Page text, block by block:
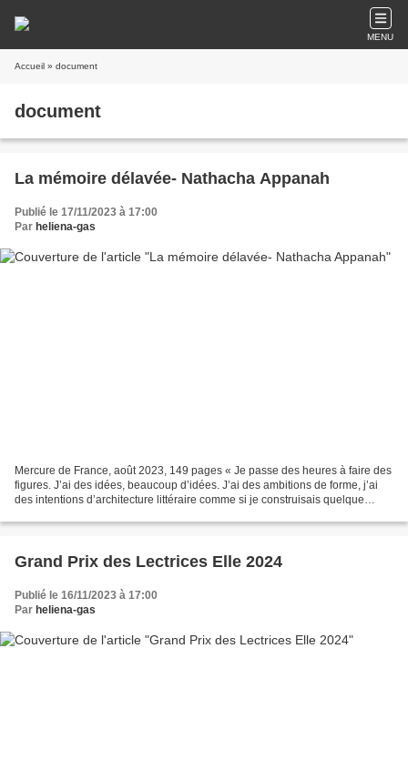
MENU
Accueil » document
document
La mémoire délavée- Nathacha Appanah
Publié le 17/11/2023 à 17:00
Par heliena-gas
Mercure de France, août 2023, 149 pages « Je passe des heures à faire des
figures. J’ai des idées, beaucoup d’idées. J’ai des ambitions de forme, j’ai
des intentions d’architecture littéraire comme si je construisais quelque
Grand Prix des Lectrices Elle 2024
Publié le 16/11/2023 à 17:00
Par heliena-gas